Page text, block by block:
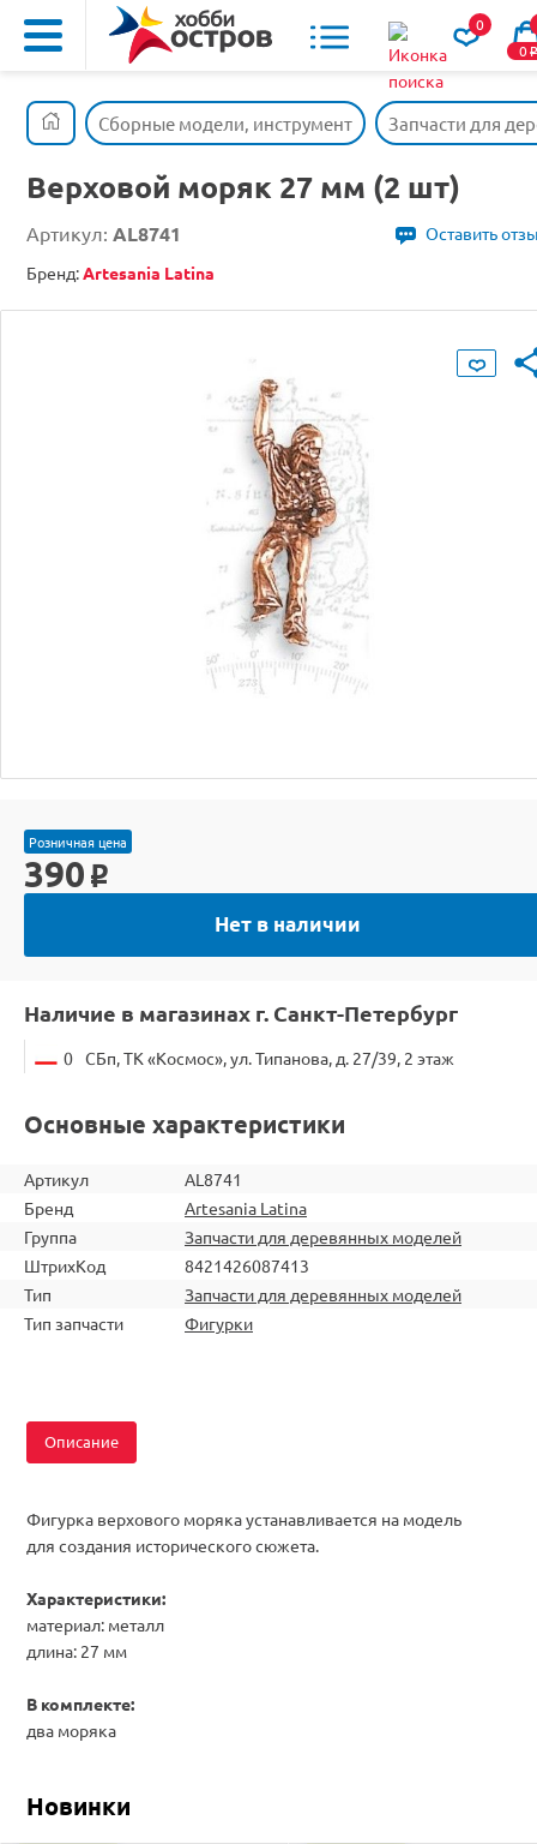
0
0o
Сборные модели, инструмент Запчасти для
Верховой моряк 27 мм (2 шт)
Артикул: AL8741
Оставить
Бренд:Artesania Latina
Розничная цена
390 o
Нет в наличии
Наличие в магазинах г. Санкт-Петербург
0 СБп, ТК «Космос», ул. Типанова, д. 27/39, 2 этаж
Основные характеристики
Артикул
AL8741
Бренд
Artesania Latina
Группа
Запчасти для деревянных моделей
ШтрихКод
8421426087413
Тип
Запчасти для деревянных моделей
Тип запчасти
Фигурки
Описание
Фигурка верхового моряка устанавливается на модель
для создания исторического сюжета.
Характеристики:
материал: металл
длина: 27 мм
В комплекте:
два моряка
Новинки